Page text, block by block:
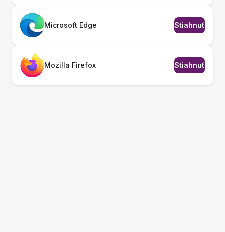
Microsoft Edge Stiahnuť
Mozilla Firefox Stiahnuť